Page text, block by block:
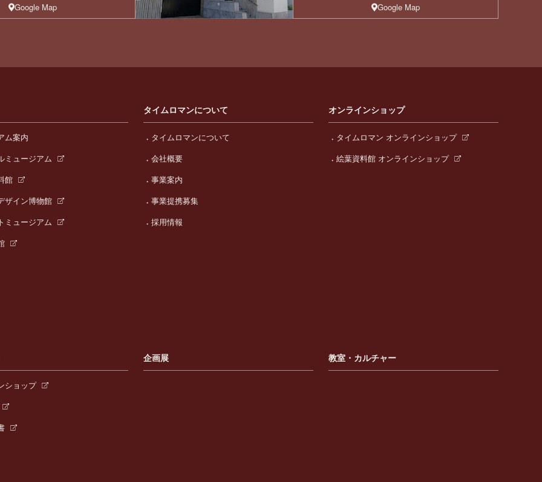
Google Map Google Map
ム案内
ミュージアム
館
ザイン博物館
ミュージアム
タイムロマンについて
タイムロマンについて
会社概要
事業案内
事業提携募集
採用情報
オンラインショップ
タイムロマン オンラインショップ
絵葉資料館 オンラインショップ
ショップ
企画展 教室・カルチャー